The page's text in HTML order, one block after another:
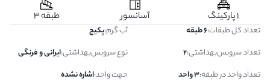
1 پارکینگ آسانسور طبقه 3
تعداد کل طبقات:6 طبقه آب گرم:پکیج
تعداد سرویس‌بهداشتی:
2 نوع سرویس‌بهداشتی:ایرانی و فرنگی
تعداد واحد در طبقه:3 واحد جهت واحد:اشاره نشده